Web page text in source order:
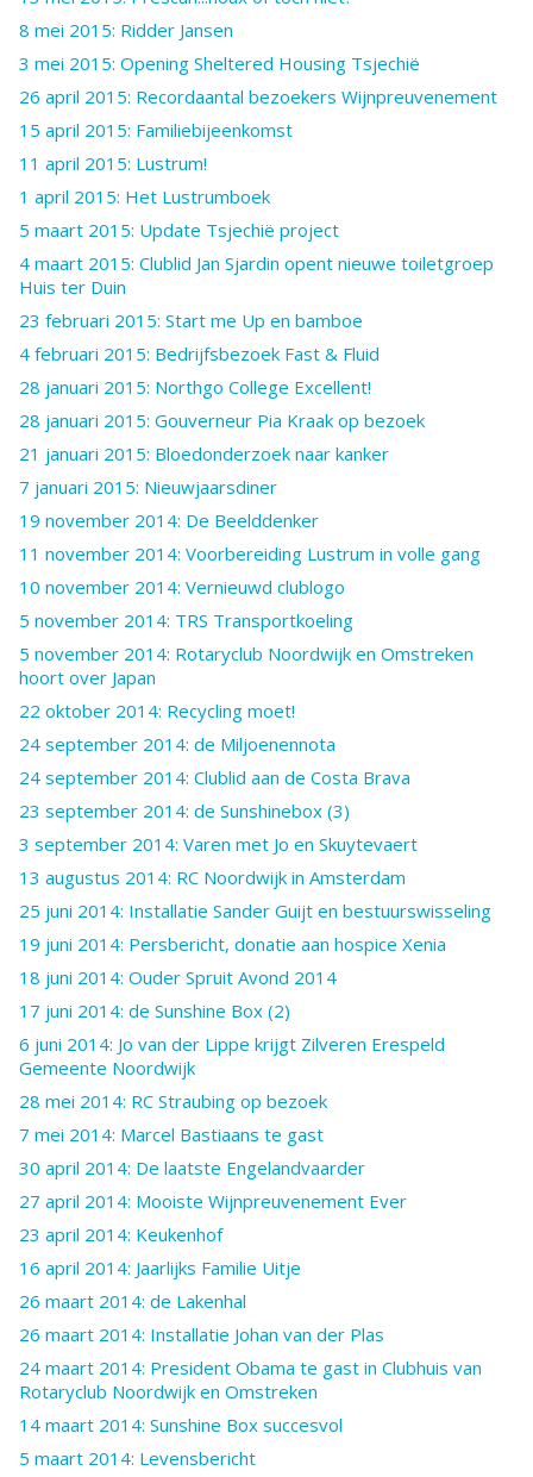
8 mei 2015: Ridder Jansen
3 mei 2015: Opening Sheltered Housing Tsjechië
26 april 2015: Recordaantal bezoekers Wijnpreuvenement
15 april 2015: Familiebijeenkomst
11 april 2015: Lustrum!
1 april 2015: Het Lustrumboek
5 maart 2015: Update Tsjechië project
4 maart 2015: Clublid Jan Sjardin opent nieuwe toiletgroep
Huis ter Duin
23 februari 2015: Start me Up en bamboe
4 februari 2015: Bedrijfsbezoek Fast & Fluid
28 januari 2015: Northgo College Excellent!
28 januari 2015: Gouverneur Pia Kraak op bezoek
21 januari 2015: Bloedonderzoek naar kanker
7 januari 2015: Nieuwjaarsdiner
19 november 2014: De Beelddenker
11 november 2014: Voorbereiding Lustrum in volle gang
10 november 2014: Vernieuwd clublogo
5 november 2014: TRS Transportkoeling
5 november 2014: Rotaryclub Noordwijk en Omstreken
hoort over Japan
22 oktober 2014: Recycling moet!
24 september 2014: de Miljoenennota
24 september 2014: Clublid aan de Costa Brava
23 september 2014: de Sunshinebox (3)
3 september 2014: Varen met Jo en Skuytevaert
13 augustus 2014: RC Noordwijk in Amsterdam
25 juni 2014: Installatie Sander Guijt en bestuurswisseling
19 juni 2014: Persbericht, donatie aan hospice Xenia
18 juni 2014: Ouder Spruit Avond 2014
17 juni 2014: de Sunshine Box (2)
6 juni 2014: Jo van der Lippe krijgt Zilveren Erespeld
Gemeente Noordwijk
28 mei 2014: RC Straubing op bezoek
7 mei 2014: Marcel Bastiaans te gast
30 april 2014: De laatste Engelandvaarder
27 april 2014: Mooiste Wijnpreuvenement Ever
23 april 2014: Keukenhof
16 april 2014: Jaarlijks Familie Uitje
26 maart 2014: de Lakenhal
26 maart 2014: Installatie Johan van der Plas
24 maart 2014: President Obama te gast in Clubhuis van
Rotaryclub Noordwijk en Omstreken
14 maart 2014: Sunshine Box succesvol
5 maart 2014: Levensbericht